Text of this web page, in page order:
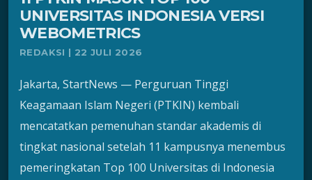
UNIVERSITAS INDONESIA VERSI
WEBOMETRICS
REDAKSI | 22 JULI 2026
Jakarta, StartNews — Perguruan Tinggi
Keagamaan Islam Negeri (PTKIN) kembali
mencatatkan pemenuhan standar akademis di
tingkat nasional setelah 11 kampusnya menembus
pemeringkatan Top 100 Universitas di Indonesia